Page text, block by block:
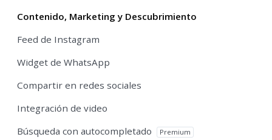
Contenido, Marketing y Descubrimiento
Feed de Instagram
Widget de WhatsApp
Compartir en redes sociales
Integración de video
Búsqueda con autocompletado
Premium